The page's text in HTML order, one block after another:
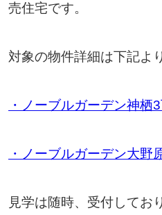
売住宅です。
対象の物件詳細は下記よ
・ノーブルガーデン神栖
・ノーブルガーデン大野
見学は随時、受付してお